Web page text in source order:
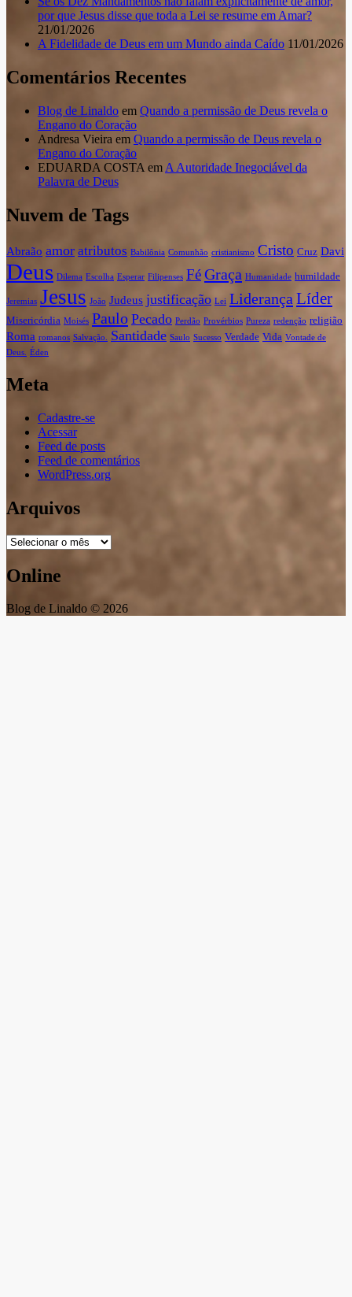
por que Jesus disse que toda a Lei se resume em Amar?
21/01/2026
A Fidelidade de Deus em um Mundo ainda Caído 11/01/2026
Comentários Recentes
Blog de Linaldo em Quando a permissão de Deus revela o
Engano do Coração
Andresa Vieira em Quando a permissão de Deus revela o
Engano do Coração
EDUARDA COSTA em A Autoridade Inegociável da
Palavra de Deus
Nuvem de Tags
Abraão amor atributos Babilônia Comunhão cristianismo Cristo Cruz Davi
Deus Dilema Escolha Esperar Filipenses FéGraça Humanidade humildade
Jeremias Jesus João Judeus justificação Lei Liderança Líder
Misericórdia Moisés Paulo Pecado Perdão Provérbios Pureza redenção religião
Roma romanos Salvação. Santidade Saulo Sucesso Verdade Vida Vontade de
Deus.
Éden
Meta
Cadastre-se
Acessar
Feed de posts
Feed de comentários
WordPress.org
Arquivos
Arquivos
Online
Blog de Linaldo © 2026